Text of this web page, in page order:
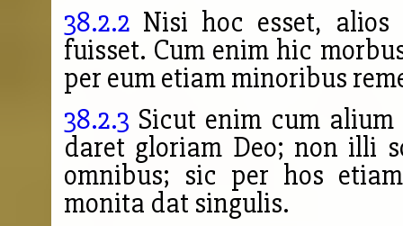
38.2.2 Nisi hoc esset, alios
fuisset. Cum enim hic
per eum etiam minoribus
38.2.3 Sicut enim cum
daret gloriam Deo; non illi
omnibus; sic per hos
monita dat singulis.